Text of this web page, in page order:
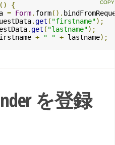
()
{
= Form. form().
.get ( "firstname");
.get ( "lastname");
+ " " + lastname);
を登録